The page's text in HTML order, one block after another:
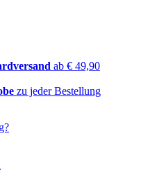
ab € 49,90
zu jeder Bestellung